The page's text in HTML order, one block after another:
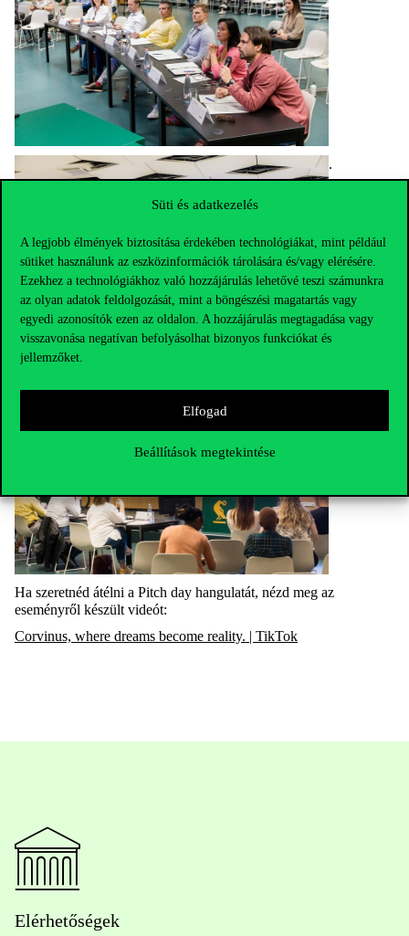
Süti és adatkezelés
A legjobb élmények biztosítása érdekében technológiákat, mint például
sütiket használunk az eszközinformációk tárolására és/vagy elérésére.
Ezekhez a technológiákhoz való hozzájárulás lehetővé teszi számunkra
az olyan adatok feldolgozását, mint a böngészési magatartás vagy
egyedi azonosítók ezen az oldalon. A hozzájárulás megtagadása vagy
visszavonása negatívan befolyásolhat bizonyos funkciókat és
jellemzőket.
Elfogad
Beállítások megtekintése
.
Ha szeretnéd átélni a Pitch day hangulatát, nézd meg az
eseményről készült videót:
Corvinus, where dreams become reality. | TikTok
Elérhetőségek